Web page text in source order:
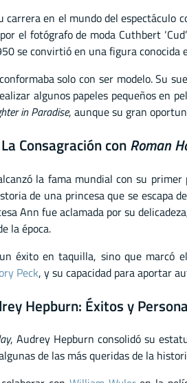
carrera en el mundo del espectáculo
el fotógrafo de moda Cuthbert
se convirtió en una figura conocida
solo con ser modelo. Su
algunos papeles pequeños en
in Paradise, aunque su gran
Consagración conRoman
la fama mundial con su
de una princesa que se escapa
Ann fue aclamada por su
la época.
éxito en taquilla, sino que marcó
Peck, y su capacidad para aportar
Hepburn: Éxitos y
, Audrey Hepburn consolidó su
de las más queridas de la